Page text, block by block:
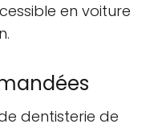
en voiture
dentisterie de